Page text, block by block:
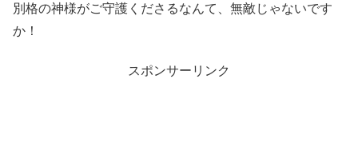
別格の神様がご守護くださるなんて、無敵じゃないです
か！
スポンサーリンク